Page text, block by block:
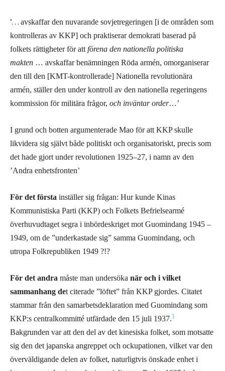
’… avskaffar den nuvarande sovjetregeringen [i de områden som
kontrolleras av KKP] och praktiserar demokrati baserad på
folkets rättigheter för att förena den nationella politiska
makten … avskaffar benämningen Röda armén, omorganiserar
den till den [KMT-kontrollerade] Nationella revolutionära
armén, ställer den under kontroll av den nationella regeringens
kommission för militära frågor, och inväntar order…’
I grund och botten argumenterade Mao för att KKP skulle
likvidera sig självt både politiskt och organisatoriskt, precis som
det hade gjort under revolutionen 1925–27, i namn av den
’Andra enhetsfronten’
För det första inställer sig frågan: Hur kunde Kinas
Kommunistiska Parti (KKP) och Folkets Befrielsearmé
överhuvudtaget segra i inbördeskriget mot Guomindang 1945 –
1949, om de ”underkastade sig” samma Guomindang, och
utropa Folkrepubliken 1949 ?!?
För det andra måste man undersöka när och i vilket
sammanhang det citerade ”löftet” från KKP gjordes. Citatet
stammar från den samarbetsdeklaration med Guomindang som
KKP:s centralkommitté utfärdade den 15 juli 1937.1
Bakgrunden var att den del av det kinesiska folket, som motsatte
sig den det japanska angreppet och ockupationen, vilket var den
överväldigande delen av folket, naturligtvis önskade enhet i